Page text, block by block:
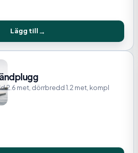
Lägg till
2.6 met, dörrbredd 1.2 met, kompl